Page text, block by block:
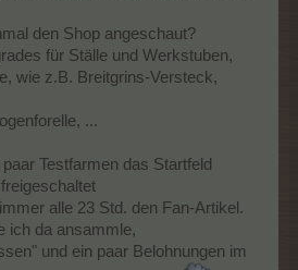
den Shop angeschaut?
für Ställe und Werkstuben,
wie z.B. Breitgrins-Versteck,
...
Testfarmen das Startfeld
alle 23 Std. den Fan-Artikel.
ich da ansammle,
und ein paar Belohnungen im